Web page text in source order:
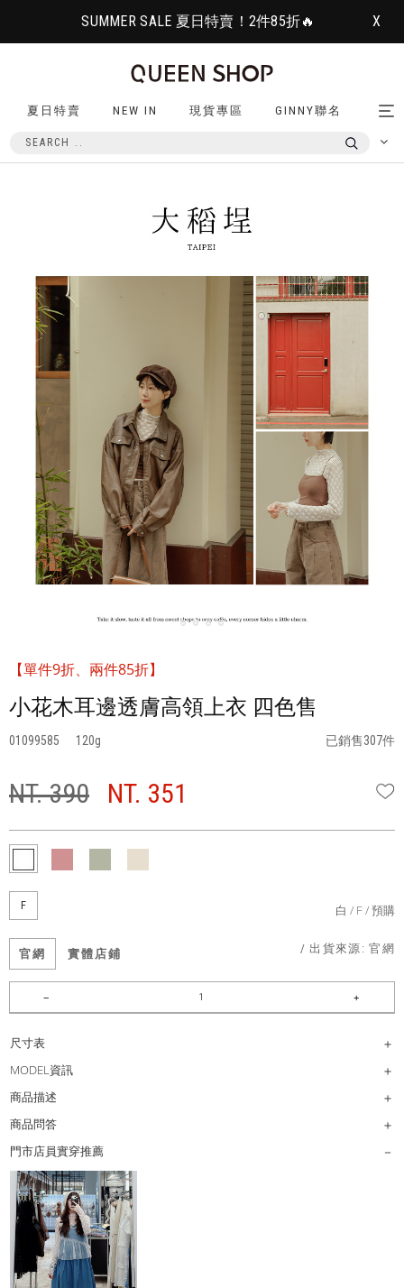
SUMMER SALE 夏日特賣！2件85折🔥 X
夏日特賣 NEW IN 現貨專區 GINNY聯名
【單件9折、兩件85折】
小花木耳邊透膚高領上衣 四色售
01099585 120 已銷售307件
NT. 390 NT. 351
F 白 F 預購
官網 實體店鋪 / 出貨來源:官網
尺寸表
MODEL資訊
商品描述
商品問答
門市店員實穿推薦